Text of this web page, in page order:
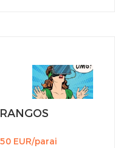
EUR/parai